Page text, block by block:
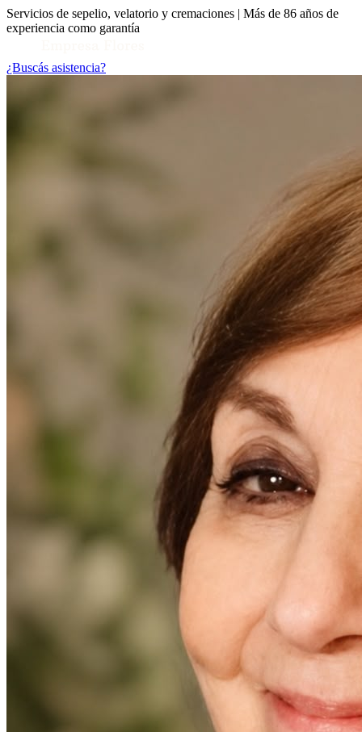
Servicios de sepelio, velatorio y cremaciones | Más de 86 años de
experiencia como garantía
¿Buscás asistencia?